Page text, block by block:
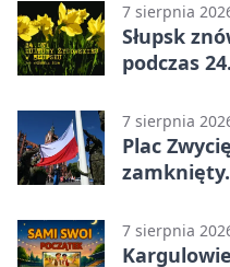
7 sierpnia
Słupsk
podczas
7 sierpnia
Plac
7 sierpnia